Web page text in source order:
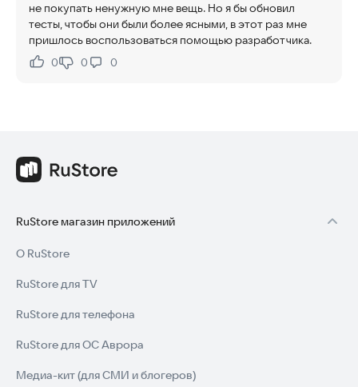
не покупать ненужную мне вещь. Но я бы обновил
тесты, чтобы они были более ясными, в этот раз мне
пришлось воспользоваться помощью разработчика.
Нравится:
0Не нравится:
0 0
RuStore магазин приложений
О RuStore
RuStore для TV
RuStore для телефона
RuStore для ОС Аврора
Медиа-кит (для СМИ и блогеров)